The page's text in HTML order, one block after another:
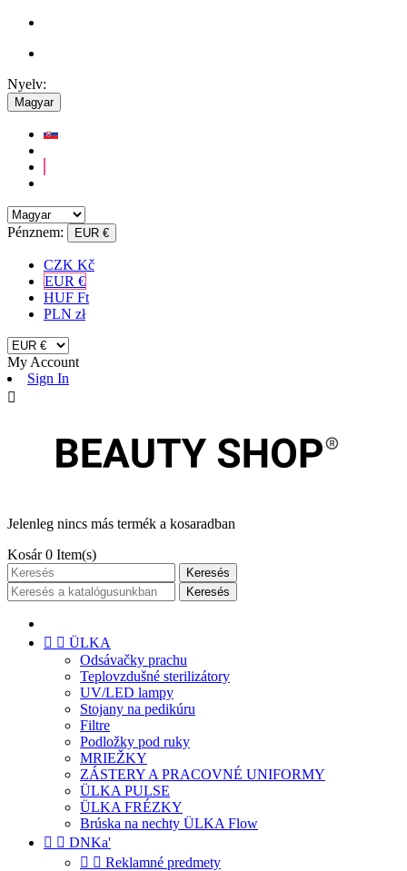
Nyelv:
Magyar
Pénznem: EUR €
CZK Kč
EUR €
HUF Ft
PLN zł
My Account
Sign In

Jelenleg nincs más termék a kosaradban
Kosár 0 Item(s)
Keresés
Keresés
  ÜLKA
Odsávačky prachu
Teplovzdušné sterilizátory
UV/LED lampy
Stojany na pedikúru
Filtre
Podložky pod ruky
MRIEŽKY
ZÁSTERY A PRACOVNÉ UNIFORMY
ÜLKA PULSE
ÜLKA FRÉZKY
Brúska na nechty ÜLKA Flow
  DNKa'
  Reklamné predmety